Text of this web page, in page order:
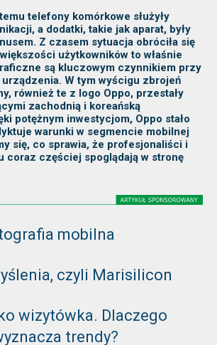
telefony komórkowe służyły
a dodatki, takie jak aparat, były
Z czasem sytuacja obróciła się
użytkowników to właśnie
są kluczowym czynnikiem przy
W tym wyścigu zbrojeń
również te z logo Oppo, przestały
zachodnią i koreańską
potężnym inwestycjom, Oppo stało
warunki w segmencie mobilnej
się, co sprawia, że profesjonaliści i
coraz częściej spoglądają w stronę
mobilna
czyli Marisilicon
wizytówka. Dlaczego
trendy?